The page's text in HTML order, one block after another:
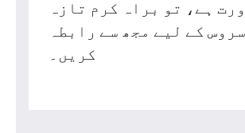
ہے، تو براہ کرم تازہ
کے لیے مجھ سے رابطہ
کریں۔